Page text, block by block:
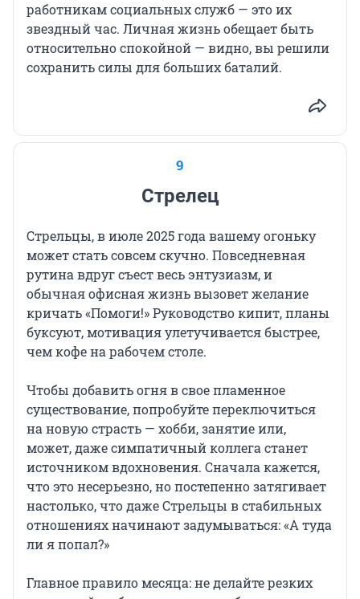
работникам социальных служб — это их
звездный час. Личная жизнь обещает быть
относительно спокойной — видно, вы решили
сохранить силы для больших баталий.
9
Стрелец
Стрельцы, в июле 2025 года вашему огоньку
может стать совсем скучно. Повседневная
рутина вдруг съест весь энтузиазм, и
обычная офисная жизнь вызовет желание
кричать «Помоги!» Руководство кипит, планы
буксуют, мотивация улетучивается быстрее,
чем кофе на рабочем столе.
Чтобы добавить огня в свое пламенное
существование, попробуйте переключиться
на новую страсть — хобби, занятие или,
может, даже симпатичный коллега станет
источником вдохновения. Сначала кажется,
что это несерьезно, но постепенно затягивает
настолько, что даже Стрельцы в стабильных
отношениях начинают задумываться: «А туда
ли я попал?»
Главное правило месяца: не делайте резких